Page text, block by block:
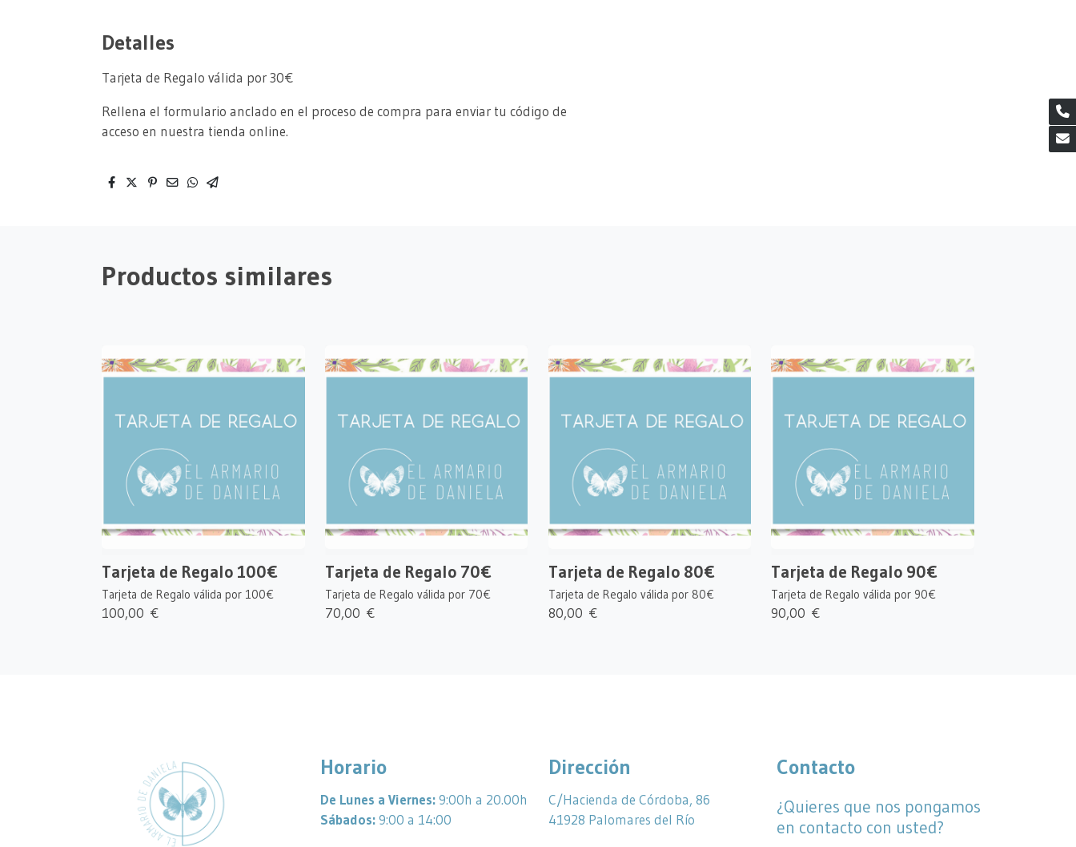
Detalles
Tarjeta de Regalo válida por 30€
Rellena el formulario anclado en el proceso de compra para enviar tu código de
acceso en nuestra tienda online.
Productos similares
Tarjeta de Regalo 100€
Tarjeta de Regalo válida por 100€
100,00 €
Tarjeta de Regalo 70€
Tarjeta de Regalo válida por 70€
70,00 €
Tarjeta de Regalo 80€
Tarjeta de Regalo válida por 80€
80,00 €
Tarjeta de Regalo 90€
Tarjeta de Regalo válida por 90€
90,00 €
Horario
De Lunes a Viernes: 9:00h a 20.00h
Sábados:9:00 a 14:00
Dirección
C/Hacienda de Córdoba, 86
41928 Palomares del Río
Contacto
¿Quieres que nos pongamos
en contacto con usted?